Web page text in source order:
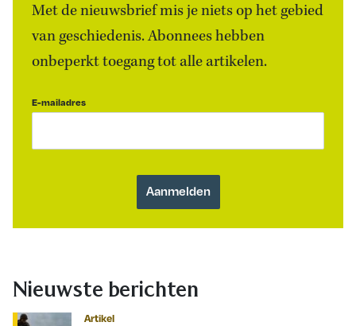
Met de nieuwsbrief mis je niets op het gebied
van geschiedenis. Abonnees hebben
onbeperkt toegang tot alle artikelen.
E-mailadres
Nieuwste berichten
Artikel